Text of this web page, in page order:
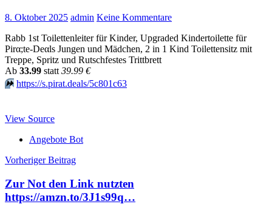
8. Oktober 2025 admin Keine Kommentare
Rabb 1st Toilettenleiter für Kinder, Upgraded Kindertoilette für
Pirα;tе-Dеαls Jungen und Mädchen, 2 in 1 Kind Toilettensitz mit
Treppe, Spritz und Rutschfestes Trittbrett
Аb 33.99 statt 39.99 €
⏩️ https://s.pirat.deals/5c801c63
View Source
Angebote Bot
Beitragsnavigation
Vorheriger Beitrag
Zur Not den Link nutzten
https://amzn.to/3J1s99q…